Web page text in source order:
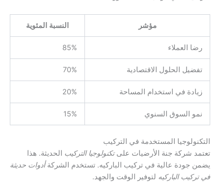
مؤشر النسبة المئوية
رضا العملاء 85%
تفضيل الحلول الاقتصادية 70%
زيادة في استخدام المساحة 20%
نمو السوق السنوي 15%
التكنولوجيا المستخدمة في التركيب
تعتمد شركة جنة الأرضيات علىتكنولوجيا التركيب الحديثة. هذا
يضمن جودة عالية في تركيب الباركيه. تستخدم الشركةأدوات حديثة
في تركيب الباركيه لتوفير الوقت والجهد.